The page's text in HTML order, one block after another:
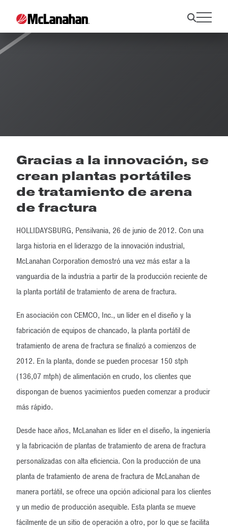
Noticias
Gracias a la innovación, se
crean plantas portátiles
de tratamiento de arena
de fractura
HOLLIDAYSBURG, Pensilvania, 26 de junio de 2012. Con una
larga historia en el liderazgo de la innovación industrial,
McLanahan Corporation demostró una vez más estar a la
vanguardia de la industria a partir de la producción reciente de
la planta portátil de tratamiento de arena de fractura.
En asociación con CEMCO, Inc., un líder en el diseño y la
fabricación de equipos de chancado, la planta portátil de
tratamiento de arena de fractura se finalizó a comienzos de
2012. En la planta, donde se pueden procesar 150 stph
(136,07 mtph) de alimentación en crudo, los clientes que
dispongan de buenos yacimientos pueden comenzar a producir
más rápido.
Desde hace años, McLanahan es líder en el diseño, la ingeniería
y la fabricación de plantas de tratamiento de arena de fractura
personalizadas con alta eficiencia. Con la producción de una
planta de tratamiento de arena de fractura de McLanahan de
manera portátil, se ofrece una opción adicional para los clientes
y un medio de producción asequible. Esta planta se mueve
fácilmente de un sitio de operación a otro, por lo que se facilita